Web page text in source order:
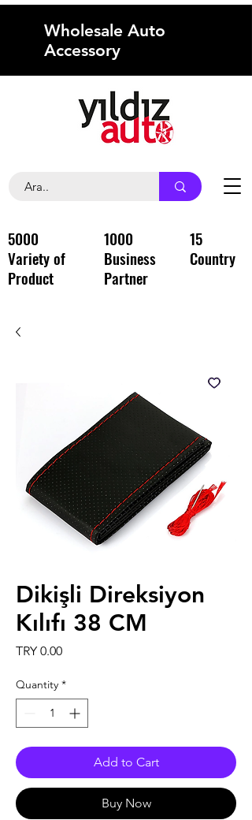
Wholesale Auto
Accessory
5000
Variety of
Product
1000
Business
Partner
15
Country
Dikişli Direksiyon
Kılıfı 38 CM
TRY 0.00Price
Quantity *
Add to Cart
Buy Now